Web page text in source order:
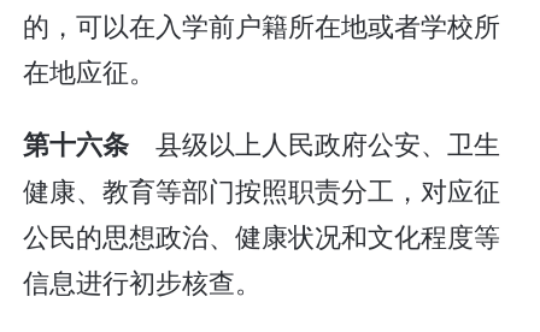
的，可以在入学前户籍所在地或者学校所
在地应征。
第十六条 县级以上人民政府公安、卫生
健康、教育等部门按照职责分工，对应征
公民的思想政治、健康状况和文化程度等
信息进行初步核查。